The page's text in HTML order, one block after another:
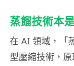
蒸餾技術本
在 AI 領域，「
型壓縮技術，